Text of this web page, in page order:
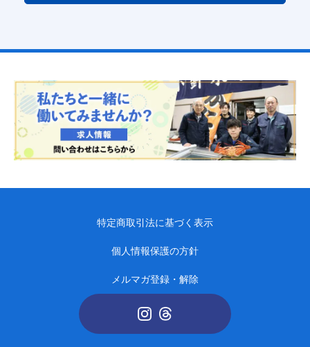
特定商取引法に基づく表示
個人情報保護の方針
メルマガ登録・解除